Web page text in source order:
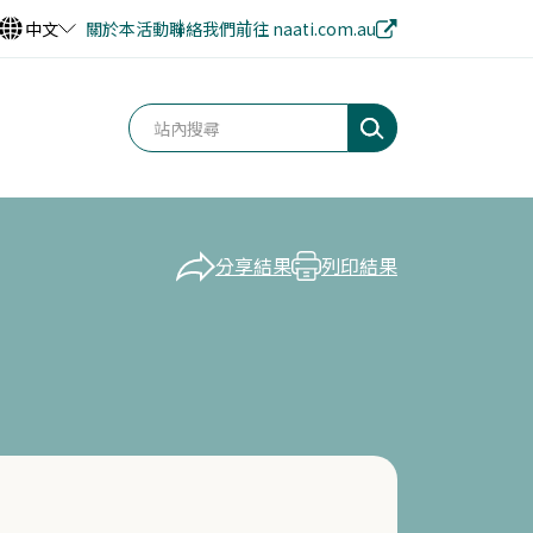
中文 關於本活動聯絡我們前往 naati.com.au
分享結果 列印結果